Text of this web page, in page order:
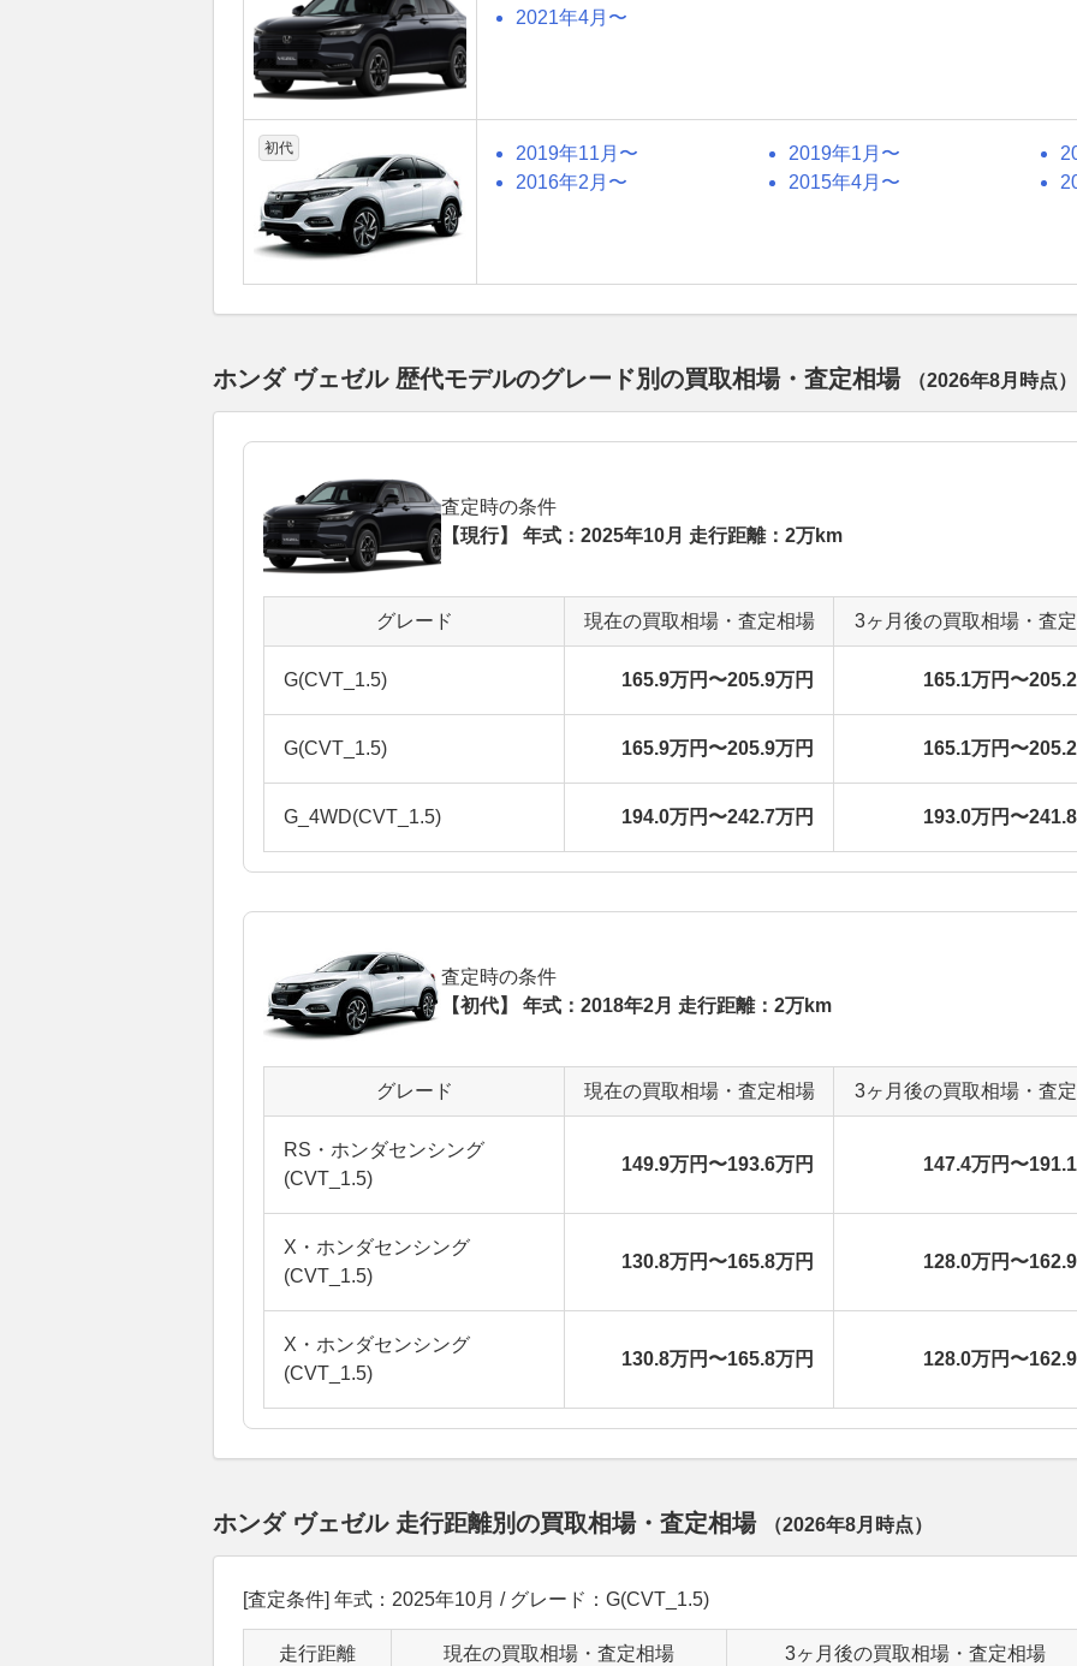
2021年4月〜
初代 2019年11月〜 2019年1月〜
2016年2月〜
2015年4月〜
ホンダ ヴェゼル 歴代モデルのグレード別の買取相場・査定相場 （2026年8月 時点）
査定時の条件
【現行】 年式：2025年10月 走行距離：2万km
グレード 現在の買取相場・査定相場 3ヶ月後の買取相場・査
G(CVT_1.5) 165.9万円〜205.9万円 165.1万円〜
G(CVT_1.5) 165.9万円〜205.9万円 165.1万円〜
G_4WD(CVT_1.5) 194.0万円〜242.7万円 193.0万円〜
査定時の条件
【初代】 年式：2018年2月 走行距離：2万km
グレード 現在の買取相場・査定相場 3ヶ月後の買取相場・査
RS・ホンダセンシング
(CVT_1.5)
149.9万円〜193.6万円 147.4万円〜
X・ホンダセンシング
(CVT_1.5)
130.8万円〜165.8万円 128.0万円〜
X・ホンダセンシング
(CVT_1.5)
130.8万円〜165.8万円 128.0万円〜
ホンダ ヴェゼル 走行距離別の買取相場・査定相場 （2026年8月 時点）
[査定条件] 年式：2025年10月 / グレード：G(CVT_1.5)
走行距離 現在の買取相場・査定相場 3ヶ月後の買取相場・査定相場